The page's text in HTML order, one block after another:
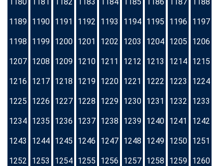
1189 1190 1191 1192 1193 1194 1195 1196 1197
1198 1199 1200 1201 1202 1203 1204 1205 1206
1207 1208 1209 1210 1211 1212 1213 1214 1215
1216 1217 1218 1219 1220 1221 1222 1223 1224
1225 1226 1227 1228 1229 1230 1231 1232 1233
1234 1235 1236 1237 1238 1239 1240 1241 1242
1243 1244 1245 1246 1247 1248 1249 1250 1251
1252 1253 1254 1255 1256 1257 1258 1259 1260